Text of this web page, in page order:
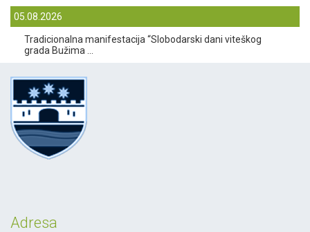
05.08.2026
Tradicionalna manifestacija “Slobodarski dani viteškog
grada Bužima ...
Adresa